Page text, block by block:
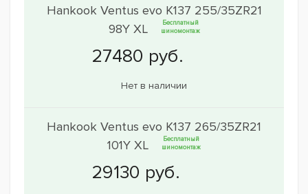
Hankook Ventus evo K137 255/35ZR21
98Y XL
Бесплатный
шиномонтаж
Нет в наличии
Hankook Ventus evo K137 265/35ZR21
101Y XL
Бесплатный
шиномонтаж